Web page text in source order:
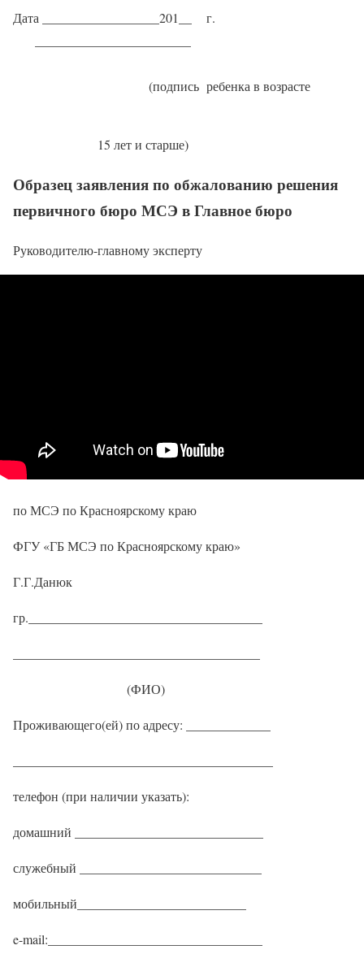
Дата __________________201__ г.
(подпись ребенка в возрасте
15 лет и старше)
Образец заявления по обжалованию решения
первичного бюро МСЭ в Главное бюро
Руководителю-главному эксперту
по МСЭ по Красноярскому краю
ФГУ «ГБ МСЭ по Красноярскому краю»
Г.Г.Данюк
гр.____________________________________
(ФИО)
Проживающего(ей) по адресу: _____________
телефон (при наличии указать):
домашний _____________________________
служебный ____________________________
мобильный__________________________
e-mail:_________________________________